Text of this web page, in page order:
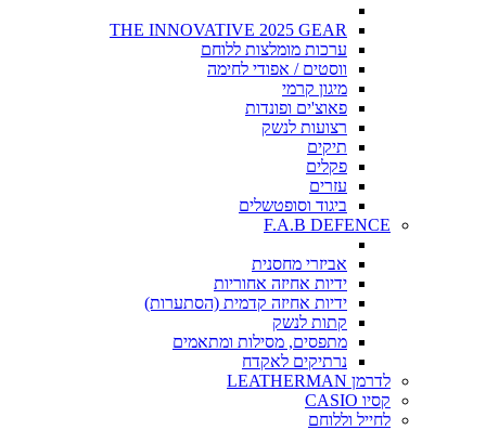
THE INNOVATIVE 2025 GEAR
ערכות מומלצות ללוחם
ווסטים / אפודי לחימה
מיגון קרמי
פאוצ'ים ופונדות
רצועות לנשק
תיקים
פקלים
עזרים
ביגוד וסופטשלים
F.A.B DEFENCE
אביזרי מחסנית
ידיות אחיזה אחוריות
ידיות אחיזה קדמית (הסתערות)
קתות לנשק
מתפסים, מסילות ומתאמים
נרתיקים לאקדח
לדרמן LEATHERMAN
קסיו CASIO
לחייל וללוחם